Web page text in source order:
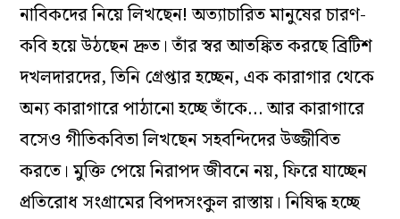
নাবিকদের নিয়ে লিখছেন! অত্যাচারিত মানুষের চারণ-
কবি হয়ে উঠছেন দ্রুত। তাঁর স্বর আতঙ্কিত করছে ব্রিটিশ
দখলদারদের, তিনি গ্রেপ্তার হচ্ছেন, এক কারাগার থেকে
অন্য কারাগারে পাঠানো হচ্ছে তাঁকে… আর কারাগারে
বসেও গীতিকবিতা লিখছেন সহবন্দিদের উজ্জীবিত
করতে। মুক্তি পেয়ে নিরাপদ জীবনে নয়, ফিরে যাচ্ছেন
প্রতিরোধ সংগ্রামের বিপদসংকুল রাস্তায়। নিষিদ্ধ হচ্ছে